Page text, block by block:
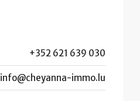
+352 621 639 030
info@cheyanna-immo.lu